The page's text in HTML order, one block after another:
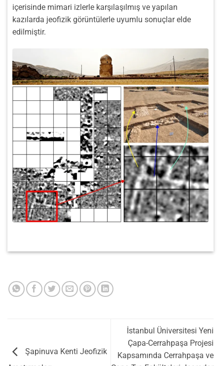
içerisinde mimari izlerle karşılaşılmış ve yapılan
kazılarda jeofizik görüntülerle uyumlu sonuçlar elde
edilmiştir.
Şapinuva Kenti Jeofizik
İstanbul Üniversitesi Yeni
Çapa-Cerrahpaşa Projesi
Kapsamında Cerrahpaşa ve